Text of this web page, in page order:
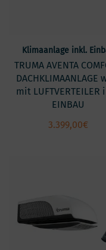
Klimaanlage inkl.
TRUMA AVENTA
DACHKLIMAANLAGE
mit LUFTVERTEILER
EINBAU
3.399,00€